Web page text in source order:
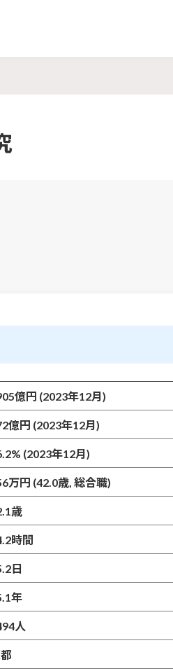
億円 (2023年12月)
億円 (2023年12月)
(2023年12月)
万円 (42.0歳, 総合職)
歳
時間
日
年
人